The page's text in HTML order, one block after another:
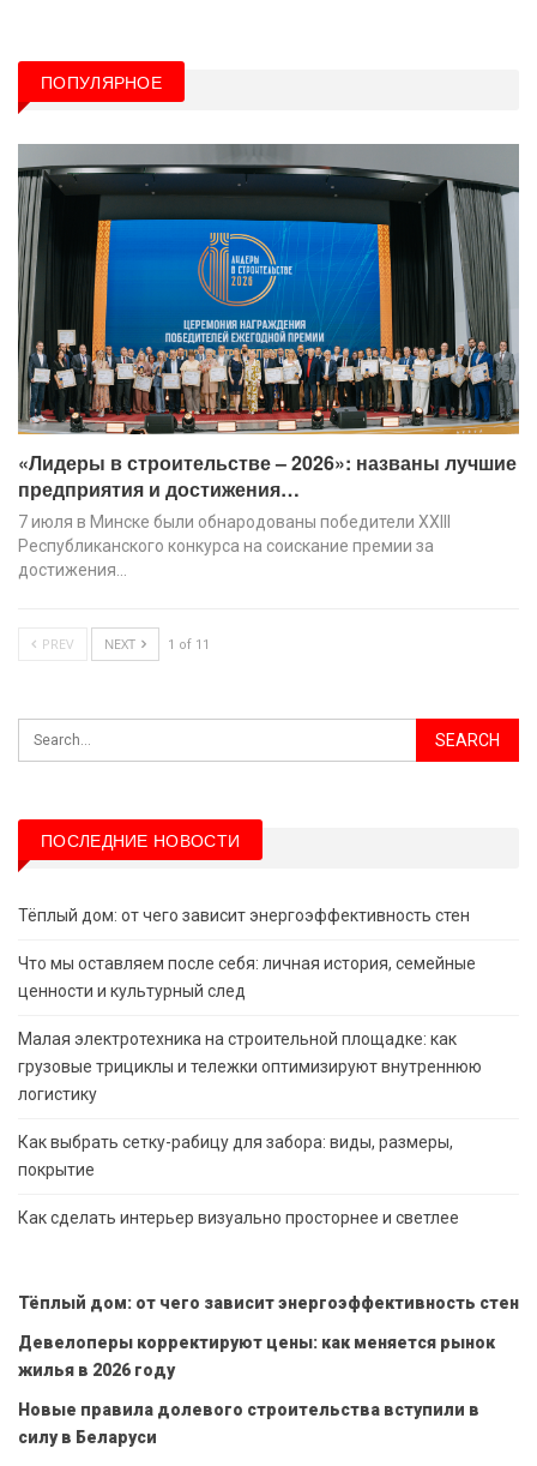
ПОПУЛЯРНОЕ
«Лидеры в строительстве – 2026»: названы лучшие
предприятия и достижения…
7 июля в Минске были обнародованы победители XХIII
Республиканского конкурса на соискание премии за
достижения…
PREV NEXT 1 of 11
ПОСЛЕДНИЕ НОВОСТИ
Тёплый дом: от чего зависит энергоэффективность стен
Что мы оставляем после себя: личная история, семейные
ценности и культурный след
Малая электротехника на строительной площадке: как
грузовые трициклы и тележки оптимизируют внутреннюю
логистику
Как выбрать сетку-рабицу для забора: виды, размеры,
покрытие
Как сделать интерьер визуально просторнее и светлее
Тёплый дом: от чего зависит энергоэффективность стен
Девелоперы корректируют цены: как меняется рынок
жилья в 2026 году
Новые правила долевого строительства вступили в
силу в Беларуси